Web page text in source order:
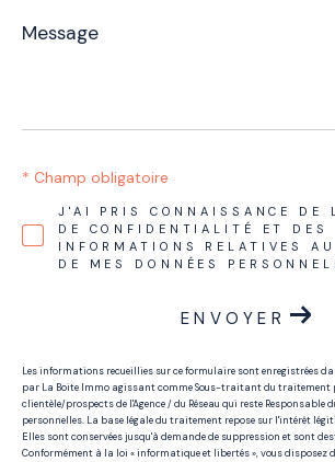
Message
*
J'AI PRIS CONNAISSANCE DE
DE CONFIDENTIALITÉ ET DES
INFORMATIONS RELATIVES
DE MES DONNÉES
* Champ obligatoire
ENVOYER
Les informations recueillies sur ce formulaire sont enregistrées
par La Boite Immo agissant comme Sous-traitant du traitement
clientèle/prospects de l'Agence / du Réseau qui reste Responsable
personnelles. La base légale du traitement repose sur l'intérêt
Elles sont conservées jusqu'à demande de suppression et sont
Conformément à la loi « informatique et libertés », vous disposez